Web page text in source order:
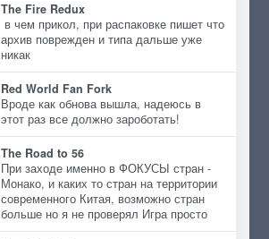
The Fire Redux
в чем прикол, при распаковке пишет что
архив поврежден и типа дальше уже
никак
Red World Fan Fork
Вроде как обнова вышла, надеюсь в
этот раз все должно зароботать!
The Road to 56
При заходе именно в ФОКУСЫ стран -
Монако, и каких то стран на территории
современного Китая, возможно стран
больше но я не проверял Игра просто